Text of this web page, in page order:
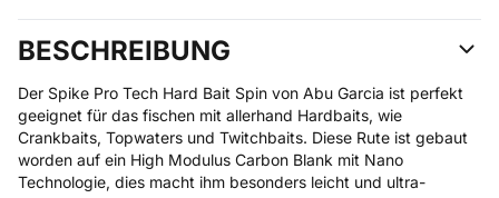
BESCHREIBUNG
Der Spike Pro Tech Hard Bait Spin von Abu Garcia ist perfekt
geeignet für das fischen mit allerhand Hardbaits, wie
Crankbaits, Topwaters und Twitchbaits. Diese Rute ist gebaut
worden auf ein High Modulus Carbon Blank mit Nano
Technologie, dies macht ihm besonders leicht und ultra-